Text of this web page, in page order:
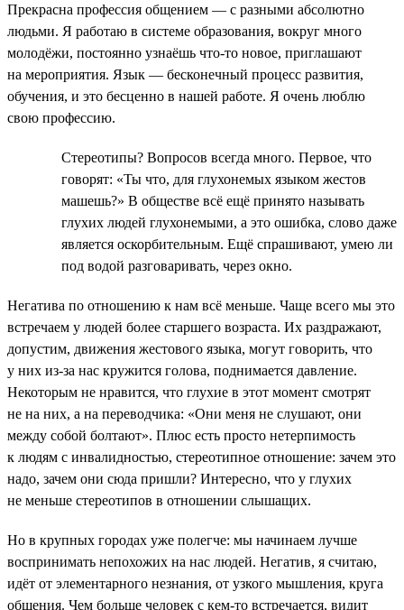
Прекрасна профессия общением — с разными абсолютно
людьми. Я работаю в системе образования, вокруг много
молодёжи, постоянно узнаёшь что-то новое, приглашают
на мероприятия. Язык — бесконечный процесс развития,
обучения, и это бесценно в нашей работе. Я очень люблю
свою профессию.
Стереотипы? Вопросов всегда много. Первое, что
говорят: «Ты что, для глухонемых языком жестов
машешь?» В обществе всё ещё принято называть
глухих людей глухонемыми, а это ошибка, слово даже
является оскорбительным. Ещё спрашивают, умею ли
под водой разговаривать, через окно.
Негатива по отношению к нам всё меньше. Чаще всего мы это
встречаем у людей более старшего возраста. Их раздражают,
допустим, движения жестового языка, могут говорить, что
у них из-за нас кружится голова, поднимается давление.
Некоторым не нравится, что глухие в этот момент смотрят
не на них, а на переводчика: «Они меня не слушают, они
между собой болтают». Плюс есть просто нетерпимость
к людям с инвалидностью, стереотипное отношение: зачем это
надо, зачем они сюда пришли? Интересно, что у глухих
не меньше стереотипов в отношении слышащих.
Но в крупных городах уже полегче: мы начинаем лучше
воспринимать непохожих на нас людей. Негатив, я считаю,
идёт от элементарного незнания, от узкого мышления, круга
общения. Чем больше человек с кем-то встречается, видит